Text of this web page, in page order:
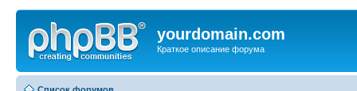
yourdomain.com
Краткое описание форума
Список форумов